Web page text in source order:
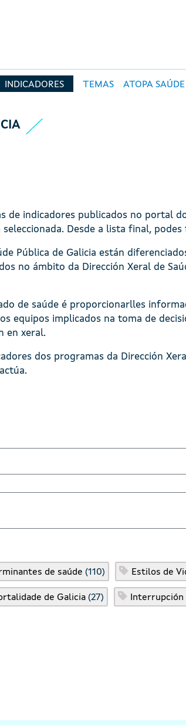
DE
INDICADORES TEMAS ATOPA SAÚDE
de indicadores publicados no portal
Desde a lista final,
Pública de Galicia están
no ámbito da Dirección Xeral de
de saúde é proporcionarlles
equipos implicados na toma de
en xeral.
dos programas da Dirección
de saúde (110) Estilos de
de Galicia (27) Interrupción